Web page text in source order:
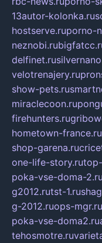
13autor-kolonka.ru
hostserve.ruporno-
neznobi.ru
delfinet.ru
velotrenajery.ru
show-pets.ru
miraclecoon.ru
firehunters.ru
hometown-france.ru
shop-garena.ru
one-life-story.ru
poka-vse-doma-2.ru
g2012.rutst-1.ru
g-2012.ruops-mgr.ru
poka-vse-doma2.ru
tehosmotre.ru